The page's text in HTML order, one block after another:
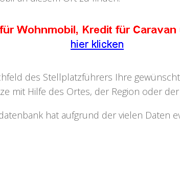
des Stellplatzführers Ihre
mit Hilfe des Ortes, der Region oder
hat aufgrund der vielen Daten